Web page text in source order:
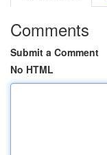
Comments
Submit a Comment
No HTML